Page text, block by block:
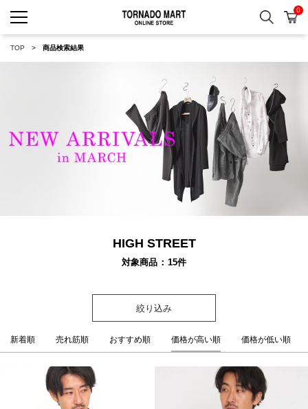
検索 カ
0
TOP 商品検索結果
HIGH STREET
対象商品 15件
絞り込み
新着順 売れ筋順 おすすめ順 価格が高い順 価格が低い順